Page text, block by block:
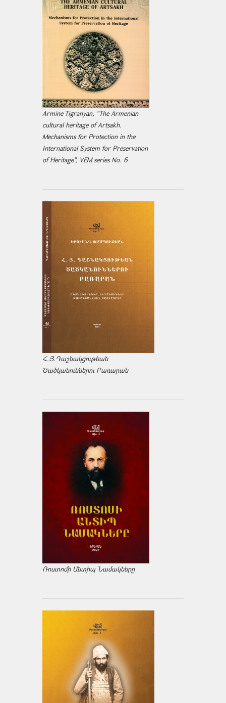
Armine Tigranyan, "The Armenian
cultural heritage of Artsakh.
Mechanisms for Protection in the
International System for Preservation
of Heritage", VEM series No. 6
Հ.Յ.Դաշնակցութեան
Ծածկանուններու Բառարան
Ռոստոմի Անտիպ Նամակները